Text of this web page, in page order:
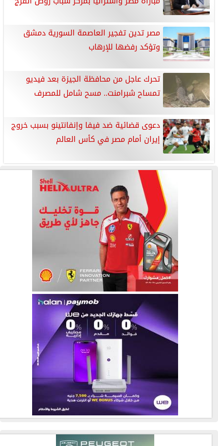
مصر تدين تفجير العاصمة السورية دمشق
وتؤكد رفضها للإرهاب
تحرك عاجل من محافظة الجيزة بعد فيديو
تمساح شبرامنت.. مسح شامل للمصرف
دعوى قضائية ضد فيفا وإنفانتينو بسبب خروج
إيران أمام مصر في كأس العالم